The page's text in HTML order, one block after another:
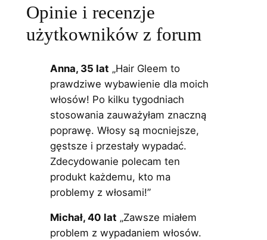
Opinie i recenzje
użytkowników z forum
Anna, 35 lat „Hair Gleem to
prawdziwe wybawienie dla moich
włosów! Po kilku tygodniach
stosowania zauważyłam znaczną
poprawę. Włosy są mocniejsze,
gęstsze i przestały wypadać.
Zdecydowanie polecam ten
produkt każdemu, kto ma
problemy z włosami!”
Michał, 40 lat „Zawsze miałem
problem z wypadaniem włosów.